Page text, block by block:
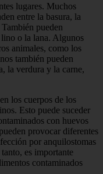
lugares. Muchos
entre la basura, la
pueden
o la lana. Algunos
animales, como los
también pueden
la verdura y la carne,
los cuerpos de los
Esto puede suceder
con huevos
provocar diferentes
por anquilostomas
es importante
contaminados